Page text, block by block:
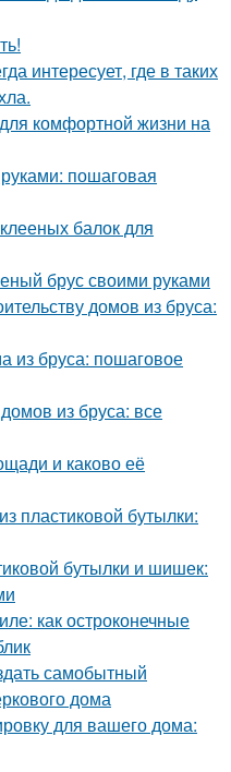
интересует, где в таких
комфортной жизни на
пошаговая
балок для
брус своими руками
домов из бруса:
из бруса: пошаговое
из бруса: все
и каково её
пластиковой бутылки:
бутылки и шишек:
как остроконечные
самобытный
дома
для вашего дома: